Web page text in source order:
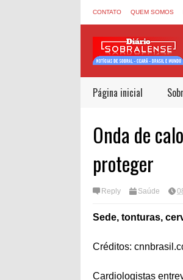
CONTATO QUEM SOMOS
Página inicial
Onda de
proteger
Reply Saúde
Sede, tonturas,
Créditos:
Cardiologistas